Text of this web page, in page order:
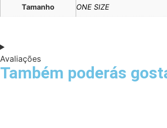
Tamanho ONE SIZE
Avaliações
Também poderás